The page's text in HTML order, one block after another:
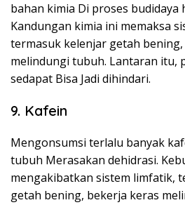
bahan kimia Di proses budidaya
Kandungan kimia ini memaksa
termasuk kelenjar getah
melindungi tubuh. Lantaran itu,
sedapat Bisa Jadi dihindari.
9. Kafein
Mengonsumsi terlalu banyak
tubuh Merasakan dehidrasi.
mengakibatkan sistem limfatik,
getah bening, bekerja keras